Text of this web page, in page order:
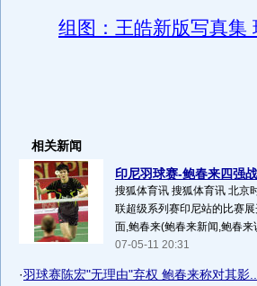
组图：王皓新版写真集
相关新闻
印尼羽球赛-鲍春来四强
搜狐体育讯 搜狐体育讯 北京
联超级系列赛印尼站的比赛
面,鲍春来(鲍春来新闻,鲍春
07-05-11 20:31
·羽球赛陈宏"无理由"弃权 鲍春来称对其影...